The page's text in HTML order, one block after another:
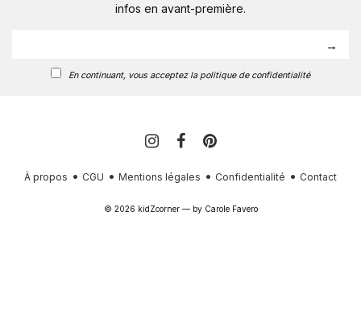
infos en avant-première.
En continuant, vous acceptez la politique de confidentialité
À propos CGU Mentions légales Confidentialité Contact
© 2026 kidZcorner — by Carole Favero